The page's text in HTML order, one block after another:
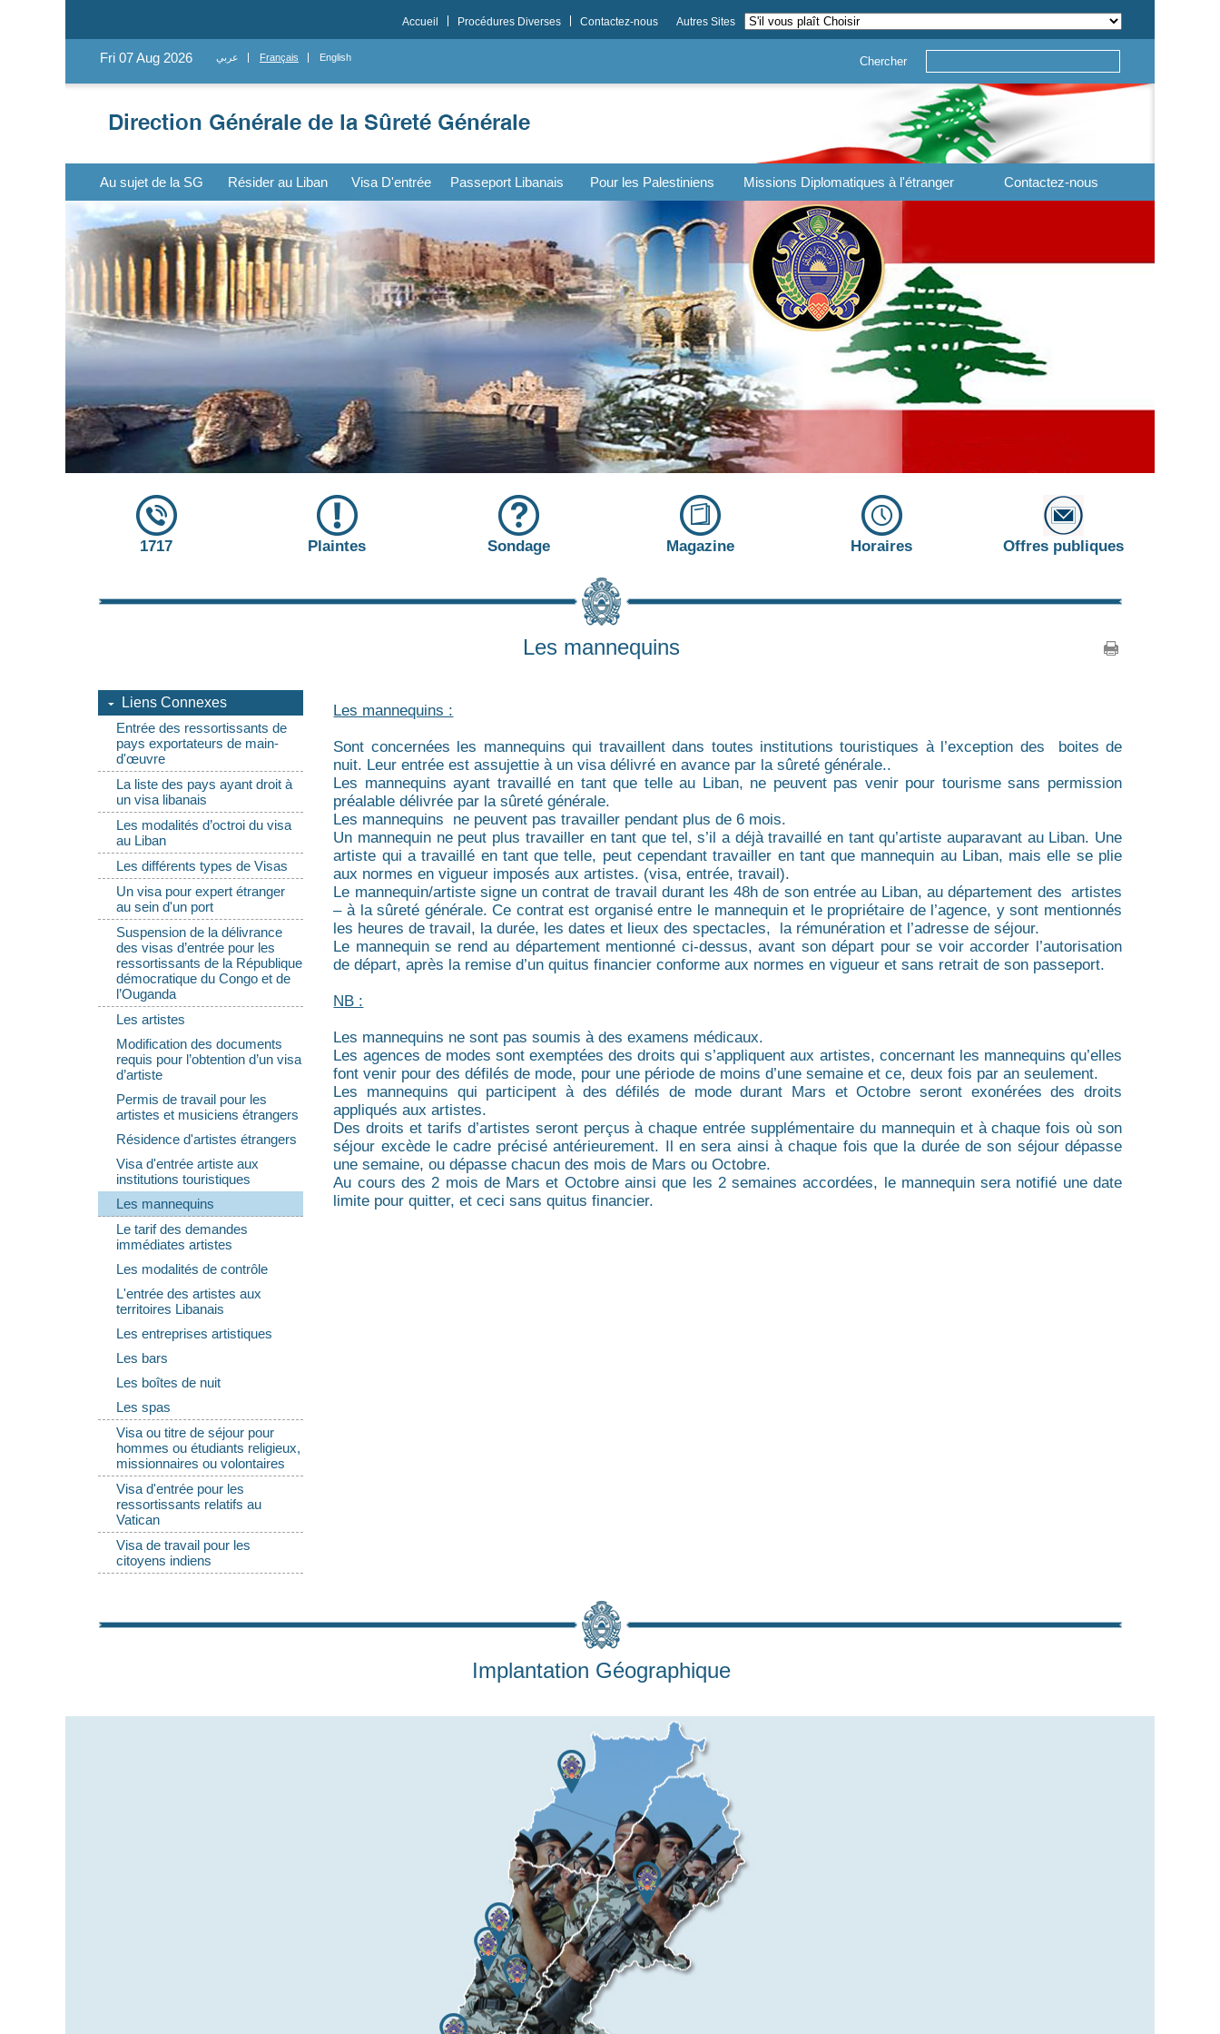
Accueil Procédures Diverses Contactez-nous Autres Sites
Fri 07 Aug 2026 عربي Français English Chercher
Au sujet de la SG Résider au Liban Visa D'entrée Passeport Libanais Pour les Palestiniens Missions Diplomatiques à l'étranger Contactez-nous
1717 Plaintes Sondage Magazine Horaires Offres publiques
Les mannequins
Liens Connexes
Entrée des ressortissants de
pays exportateurs de main-
d'œuvre
La liste des pays ayant droit à
un visa libanais
Les modalités d’octroi du visa
au Liban
Les différents types de Visas
Un visa pour expert étranger
au sein d'un port
Suspension de la délivrance
des visas d’entrée pour les
ressortissants de la République
démocratique du Congo et de
l’Ouganda
Les artistes
Modification des documents
requis pour l’obtention d’un visa
d’artiste
Permis de travail pour les
artistes et musiciens étrangers
Résidence d'artistes étrangers
Visa d'entrée artiste aux
institutions touristiques
Les mannequins
Le tarif des demandes
immédiates artistes
Les modalités de contrôle
L'entrée des artistes aux
territoires Libanais
Les entreprises artistiques
Les bars
Les boîtes de nuit
Les spas
Visa ou titre de séjour pour
hommes ou étudiants religieux,
missionnaires ou volontaires
Visa d'entrée pour les
ressortissants relatifs au
Vatican
Visa de travail pour les
citoyens indiens
Les mannequins :
Sont concernées les mannequins qui travaillent dans toutes institutions touristiques à l’exception des boites de
nuit. Leur entrée est assujettie à un visa délivré en avance par la sûreté générale..
Les mannequins ayant travaillé en tant que telle au Liban, ne peuvent pas venir pour tourisme sans permission
préalable délivrée par la sûreté générale.
Les mannequins ne peuvent pas travailler pendant plus de 6 mois.
Un mannequin ne peut plus travailler en tant que tel, s’il a déjà travaillé en tant qu’artiste auparavant au Liban. Une
artiste qui a travaillé en tant que telle, peut cependant travailler en tant que mannequin au Liban, mais elle se plie
aux normes en vigueur imposés aux artistes. (visa, entrée, travail).
Le mannequin/artiste signe un contrat de travail durant les 48h de son entrée au Liban, au département des artistes
– à la sûreté générale. Ce contrat est organisé entre le mannequin et le propriétaire de l’agence, y sont mentionnés
les heures de travail, la durée, les dates et lieux des spectacles, la rémunération et l’adresse de séjour.
Le mannequin se rend au département mentionné ci-dessus, avant son départ pour se voir accorder l’autorisation
de départ, après la remise d’un quitus financier conforme aux normes en vigueur et sans retrait de son passeport.
NB :
Les mannequins ne sont pas soumis à des examens médicaux.
Les agences de modes sont exemptées des droits qui s’appliquent aux artistes, concernant les mannequins qu’elles
font venir pour des défilés de mode, pour une période de moins d’une semaine et ce, deux fois par an seulement.
Les mannequins qui participent à des défilés de mode durant Mars et Octobre seront exonérées des droits
appliqués aux artistes.
Des droits et tarifs d’artistes seront perçus à chaque entrée supplémentaire du mannequin et à chaque fois où son
séjour excède le cadre précisé antérieurement. Il en sera ainsi à chaque fois que la durée de son séjour dépasse
une semaine, ou dépasse chacun des mois de Mars ou Octobre.
Au cours des 2 mois de Mars et Octobre ainsi que les 2 semaines accordées, le mannequin sera notifié une date
limite pour quitter, et ceci sans quitus financier.
Implantation Géographique